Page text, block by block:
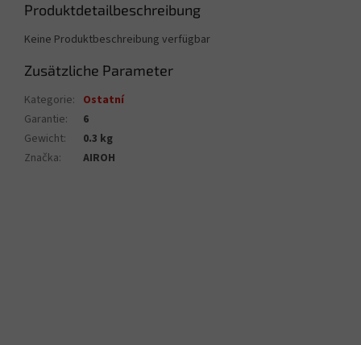
Produktdetailbeschreibung
Keine Produktbeschreibung verfügbar
Zusätzliche Parameter
Kategorie: Ostatní
Garantie:
6
Gewicht:
0.3 kg
Značka: AIROH